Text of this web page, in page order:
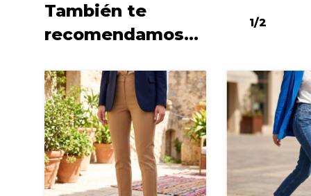
También te
recomendamos…
1/2